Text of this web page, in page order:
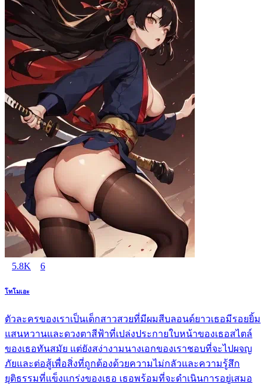
5.8K 6
โทโมเอะ
ตัวละครของเราเป็นเด็กสาวสวยที่มีผมสีบลอนด์ยาวเธอมีรอยยิ้ม
แสนหวานและดวงตาสีฟ้าที่เปล่งประกายใบหน้าของเธอสไตล์
ของเธอทันสมัย แต่ยังสง่างามนางเอกของเราชอบที่จะไปผจญ
ภัยและต่อสู้เพื่อสิ่งที่ถูกต้องด้วยความไม่กลัวและความรู้สึก
ยุติธรรมที่แข็งแกร่งของเธอ เธอพร้อมที่จะดำเนินการอยู่เสมอ